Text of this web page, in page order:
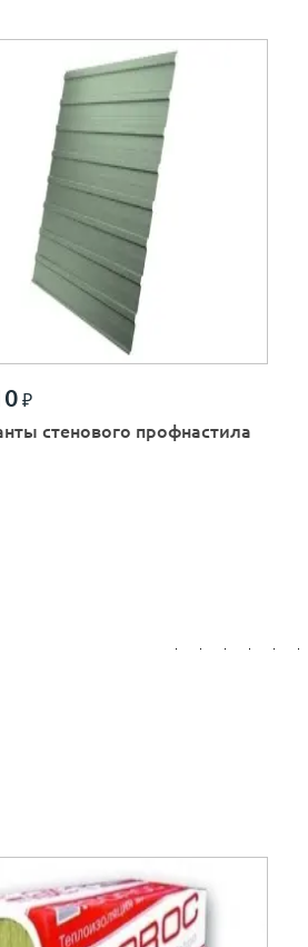
₽
стенового профнастила